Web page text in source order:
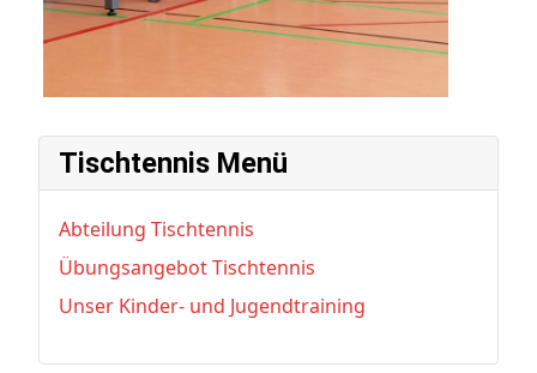
Tischtennis Menü
Abteilung Tischtennis
Übungsangebot Tischtennis
Unser Kinder- und Jugendtraining